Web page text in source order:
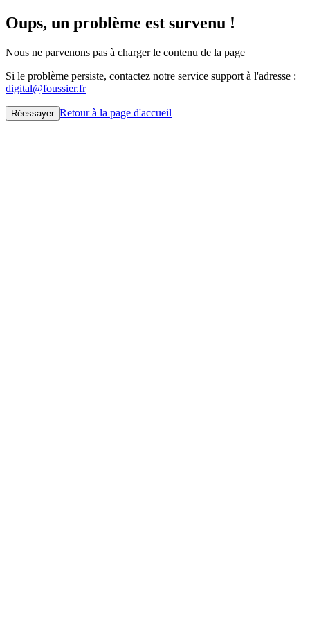
Oups, un problème est survenu !
Nous ne parvenons pas à charger le contenu de la page
Si le problème persiste, contactez notre service support à l'adresse :
digital@foussier.fr
Réessayer Retour à la page d'accueil